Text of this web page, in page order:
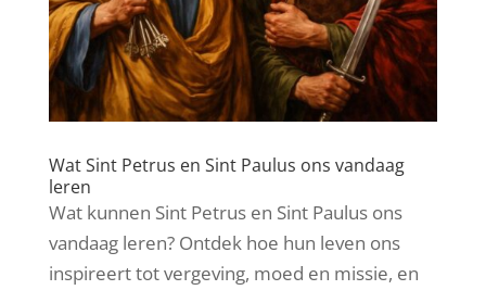
Wat Sint Petrus en Sint Paulus ons vandaag
leren
Wat kunnen Sint Petrus en Sint Paulus ons
vandaag leren? Ontdek hoe hun leven ons
inspireert tot vergeving, moed en missie, en